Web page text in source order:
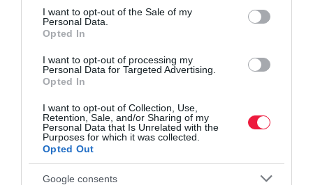
consent section.
I want to opt-out of the Sale of my
Personal Data.
Opted In
I want to opt-out of processing my
Personal Data for Targeted Advertising.
Opted In
I want to opt-out of Collection, Use,
Retention, Sale, and/or Sharing of my
Personal Data that Is Unrelated with the
Purposes for which it was collected.
Opted Out
Google consents
Ritka pillanat: nem tetszik a gazdagoknak, hogy túl
kevés adót fizetnek
Megtörtént, amire senki sem számított: csúcsgazdagok egy
kormányait, hogy sújtsák nagyobb adóterhekkel a vagyonos
embereket a szegények és…